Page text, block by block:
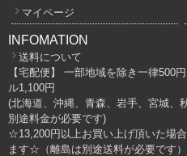
マイページ
INFOMATION
送料について
【宅配便】 一部地域を除き一律500
ル1,100円
(北海道、沖縄、青森、岩手、宮城、
別途料金が必要です)
☆13,200円以上お買い上げ頂いた場
ます☆（離島は別途送料が必要です）